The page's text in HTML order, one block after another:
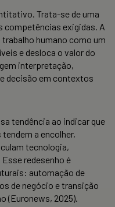
Trata-se de uma
competências exigidas. A
humano como um
e desloca o valor do
interpretação,
decisão em contextos
tendência ao indicar que
a encolher,
tecnologia,
redesenho é
automação de
de negócio e transição
(Euronews, 2025).